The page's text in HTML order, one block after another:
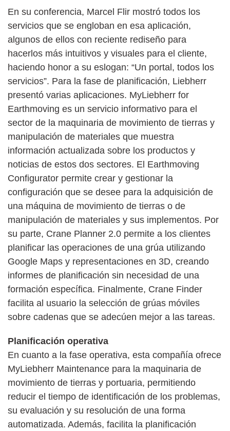
En su conferencia, Marcel Flir mostró todos los
servicios que se engloban en esa aplicación,
algunos de ellos con reciente rediseño para
hacerlos más intuitivos y visuales para el cliente,
haciendo honor a su eslogan: “Un portal, todos los
servicios”. Para la fase de planificación, Liebherr
presentó varias aplicaciones. MyLiebherr for
Earthmoving es un servicio informativo para el
sector de la maquinaria de movimiento de tierras y
manipulación de materiales que muestra
información actualizada sobre los productos y
noticias de estos dos sectores. El Earthmoving
Configurator permite crear y gestionar la
configuración que se desee para la adquisición de
una máquina de movimiento de tierras o de
manipulación de materiales y sus implementos. Por
su parte, Crane Planner 2.0 permite a los clientes
planificar las operaciones de una grúa utilizando
Google Maps y representaciones en 3D, creando
informes de planificación sin necesidad de una
formación específica. Finalmente, Crane Finder
facilita al usuario la selección de grúas móviles
sobre cadenas que se adecúen mejor a las tareas.
Planificación operativa
En cuanto a la fase operativa, esta compañía ofrece
MyLiebherr Maintenance para la maquinaria de
movimiento de tierras y portuaria, permitiendo
reducir el tiempo de identificación de los problemas,
su evaluación y su resolución de una forma
automatizada. Además, facilita la planificación